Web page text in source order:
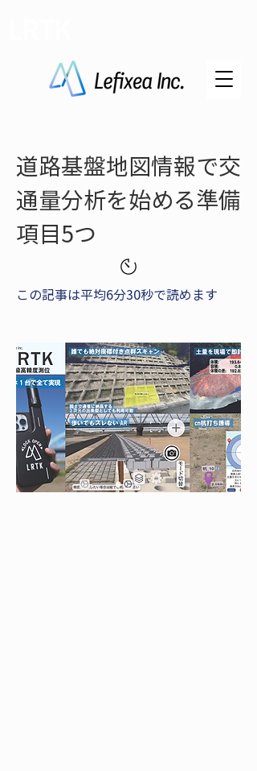
道路基盤地図情報で交
通量分析を始める準備
項目5つ
この記事は平均6分30秒で読めます